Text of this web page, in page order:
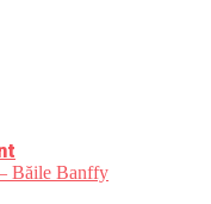
Băile Banffy